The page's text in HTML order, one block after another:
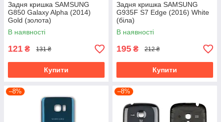
Задня кришка SAMSUNG
G850 Galaxy Alpha (2014)
Gold (золота)
В наявності
121 ₴ 131 ₴
Купити
Задня кришка SAMSUNG
G935F S7 Edge (2016) White
(біла)
В наявності
195 ₴ 212 ₴
Купити
–8% –8%